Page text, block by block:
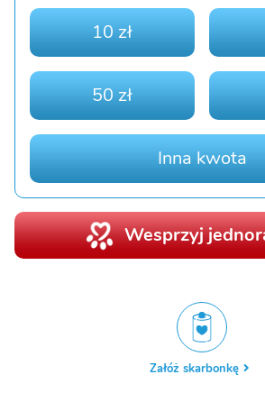
10 zł
50 zł
Inna kwota
Wesprzyj
Załóż skarbonkę